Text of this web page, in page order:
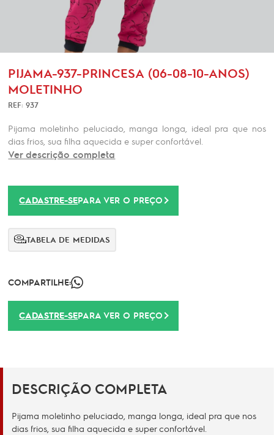
PIJAMA-937-PRINCESA (06-08-10-ANOS)
MOLETINHO
REF: 937
Pijama moletinho peluciado, manga longa, ideal pra que nos
dias frios, sua filha aquecida e super confortável.
Ver descrição completa
CADASTRE-SEPARA VER O PREÇO
TABELA DE MEDIDAS
COMPARTILHE:
CADASTRE-SEPARA VER O PREÇO
DESCRIÇÃO COMPLETA
Pijama moletinho peluciado, manga longa, ideal pra que nos
dias frios, sua filha aquecida e super confortável.